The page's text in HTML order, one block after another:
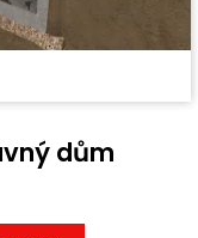
dům